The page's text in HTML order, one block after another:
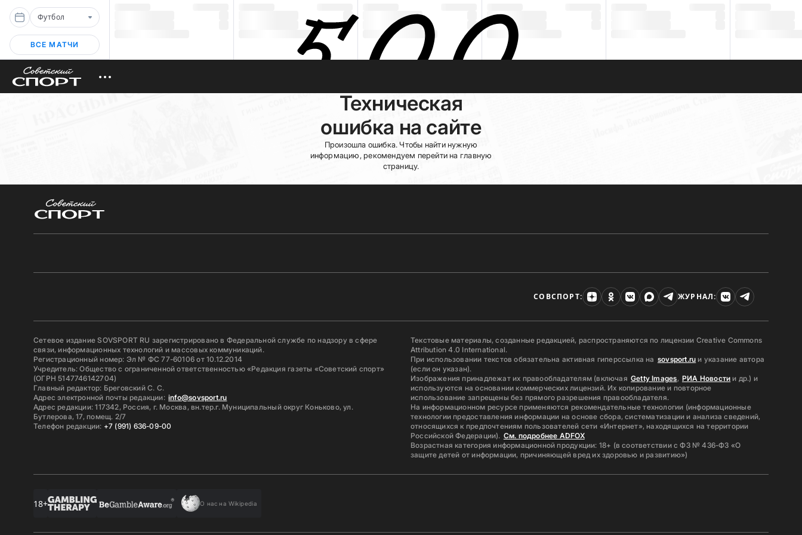
Футбол
ВСЕ МАТЧИ
Техническая
ошибка на сайте
Произошла ошибка. Чтобы найти нужную
информацию, рекомендуем перейти на главную
страницу.
СОВСПОРТ: ЖУРНАЛ:
Сетевое издание SOVSPORT RU зарегистрировано в Федеральной службе по надзору в сфере
связи, информационных технологий и массовых коммуникаций.
Регистрационный номер: Эл № ФС 77-60106 от 10.12.2014
Учредитель: Общество с ограниченной ответственностью «Редакция газеты «Советский спорт»
(ОГРН 5147746142704)
Главный редактор: Бреговский С. С.
Адрес электронной почты редакции: info@sovsport.ru
Адрес редакции: 117342, Россия, г. Москва, вн.тер.г. Муниципальный округ Коньково, ул.
Бутлерова, 17, помещ. 2/7
Телефон редакции: +7 (991) 636-09-00
Текстовые материалы, созданные редакцией, распространяются по лицензии Creative Commons
Attribution 4.0 International.
При использовании текстов обязательна активная гиперссылка на sovsport.ru и указание автора
(если он указан).
Изображения принадлежат их правообладателям (включая Getty Images, РИА Новости и др.) и
используются на основании коммерческих лицензий. Их копирование и повторное
использование запрещены без прямого разрешения правообладателя.
На информационном ресурсе применяются рекомендательные технологии (информационные
технологии предоставления информации на основе сбора, систематизации и анализа сведений,
относящихся к предпочтениям пользователей сети «Интернет», находящихся на территории
Российской Федерации). См. подробнее ADFOX
Возрастная категория информационной продукции: 18+ (в соответствии с ФЗ № 436-ФЗ «О
защите детей от информации, причиняющей вред их здоровью и развитию»)
18+ О нас на Wikipedia